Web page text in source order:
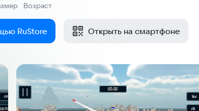
Возраст
RuStore Открыть на смартфоне